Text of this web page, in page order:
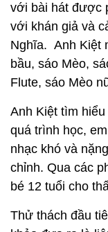
với bài hát được
với khán giả và
Nghĩa. Anh Kiệt
bầu, sáo Mèo,
Flute, sáo Mèo
Anh Kiệt tìm
quá trình học,
nhạc khó và
chỉnh. Qua các
bé 12 tuổi cho
Thử thách đầu